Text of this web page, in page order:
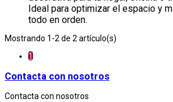
Ideal para optimizar el espacio y
todo en orden.
Mostrando 1-2 de 2 artículo(s)
1
Contacta con nosotros
Contacta con nosotros